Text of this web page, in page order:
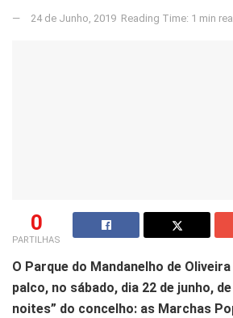
24 de Junho, 2019 Reading Time: 1 min
0
PARTILHAS
O Parque do Mandanelho de
palco, no sábado, dia 22 de junho,
noites” do concelho: as Marchas